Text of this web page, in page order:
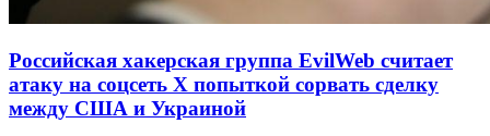
Российская хакерская группа EvilWeb считает
атаку на соцсеть Х попыткой сорвать сделку
между США и Украиной